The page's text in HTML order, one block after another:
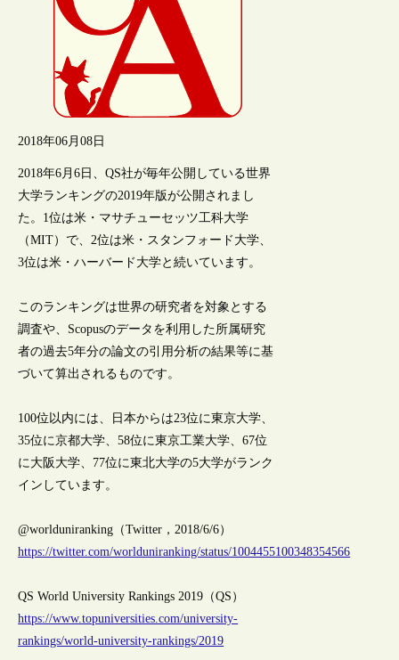
2018年06月08日
2018年6月6日、QS社が毎年公開している世界
大学ランキングの2019年版が公開されまし
た。1位は米・マサチューセッツ工科大学
（MIT）で、2位は米・スタンフォード大学、
3位は米・ハーバード大学と続いています。
このランキングは世界の研究者を対象とする
調査や、Scopusのデータを利用した所属研究
者の過去5年分の論文の引用分析の結果等に基
づいて算出されるものです。
100位以内には、日本からは23位に東京大学、
35位に京都大学、58位に東京工業大学、67位
に大阪大学、77位に東北大学の5大学がランク
インしています。
@worlduniranking（Twitter，2018/6/6）
https://twitter.com/worlduniranking/status/1004455100348354566
QS World University Rankings 2019（QS）
https://www.topuniversities.com/university-
rankings/world-university-rankings/2019